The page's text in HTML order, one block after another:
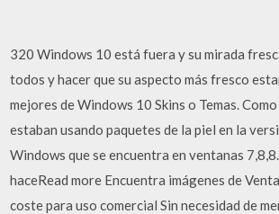
320 Windows 10 está fuera y su mirada
todos y hacer que su aspecto más fresco
mejores de Windows 10 Skins o Temas.
estaban usando paquetes de la piel en la
Windows que se encuentra en ventanas
haceRead more Encuentra imágenes de
coste para uso comercial Sin necesidad de